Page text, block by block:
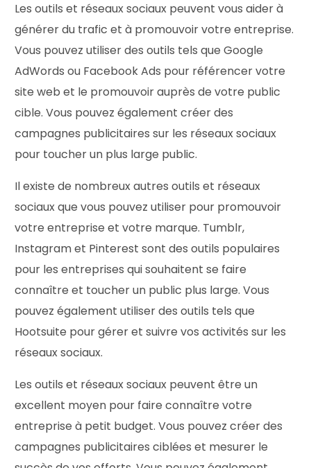
Les outils et réseaux sociaux peuvent vous aider à
générer du trafic et à promouvoir votre entreprise.
Vous pouvez utiliser des outils tels que Google
AdWords ou Facebook Ads pour référencer votre
site web et le promouvoir auprès de votre public
cible. Vous pouvez également créer des
campagnes publicitaires sur les réseaux sociaux
pour toucher un plus large public.
Il existe de nombreux autres outils et réseaux
sociaux que vous pouvez utiliser pour promouvoir
votre entreprise et votre marque. Tumblr,
Instagram et Pinterest sont des outils populaires
pour les entreprises qui souhaitent se faire
connaître et toucher un public plus large. Vous
pouvez également utiliser des outils tels que
Hootsuite pour gérer et suivre vos activités sur les
réseaux sociaux.
Les outils et réseaux sociaux peuvent être un
excellent moyen pour faire connaître votre
entreprise à petit budget. Vous pouvez créer des
campagnes publicitaires ciblées et mesurer le